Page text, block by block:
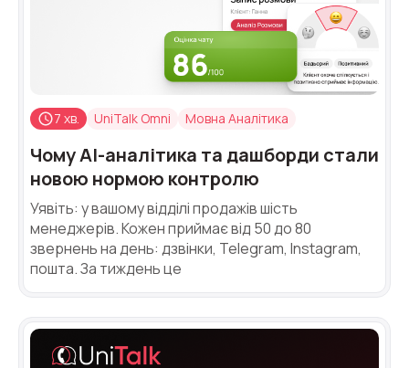
7 хв. UniTalk Omni Мовна Аналітика
Чому AI-аналітика та дашборди стали
новою нормою контролю
Уявіть: у вашому відділі продажів шість
менеджерів. Кожен приймає від 50 до 80
звернень на день: дзвінки, Telegram, Instagram,
пошта. За тиждень це